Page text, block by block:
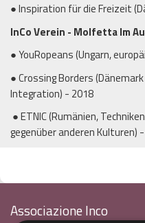
● Inspiration für die Freizeit
InCo Verein - Molfetta Im
● YouRopeans (Ungarn,
● Crossing Borders
Integration) - 2018
● ETNIC (Rumänien,
gegenüber anderen Kulturen)
Associazione Inco